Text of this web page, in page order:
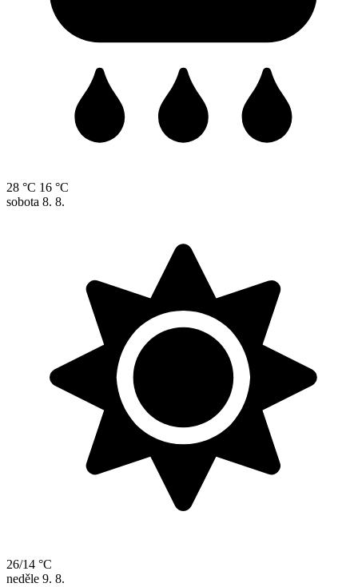
28 °C 16 °C
sobota 8. 8.
26/14 °C
neděle 9. 8.